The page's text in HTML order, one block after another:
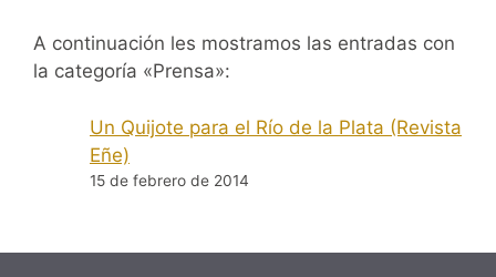
A continuación les mostramos las entradas con
la categoría «Prensa»:
Un Quijote para el Río de la Plata (Revista
Eñe)
15 de febrero de 2014